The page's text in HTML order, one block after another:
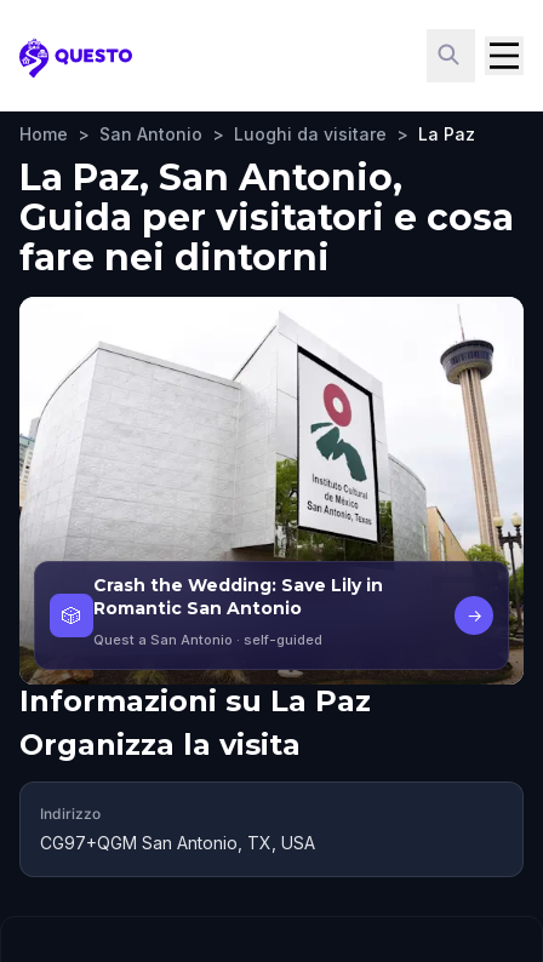
Questo
Home > San Antonio > Luoghi da visitare > La Paz
La Paz, San Antonio,
Guida per visitatori e cosa
fare nei dintorni
🎲
Crash the Wedding: Save Lily in
Romantic San Antonio
Quest a San Antonio · self-guided
→
Informazioni su La Paz
Organizza la visita
Indirizzo
CG97+QGM San Antonio, TX, USA